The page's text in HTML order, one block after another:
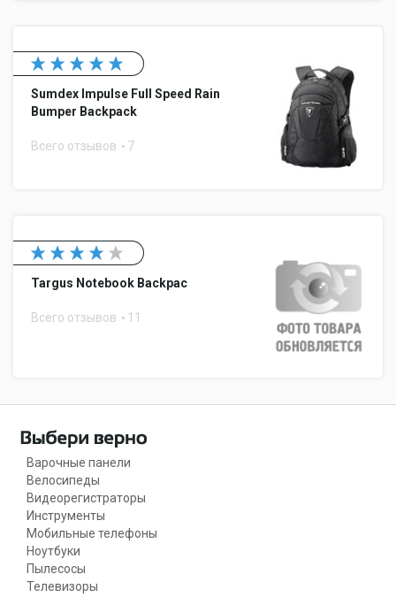
Sumdex Impulse Full Speed Rain
Bumper Backpack
Всего отзывов 7
Targus Notebook Backpac
Всего отзывов 11
Варочные панели
Велосипеды
Видеорегистраторы
Инструменты
Мобильные телефоны
Ноутбуки
Пылесосы
Телевизоры